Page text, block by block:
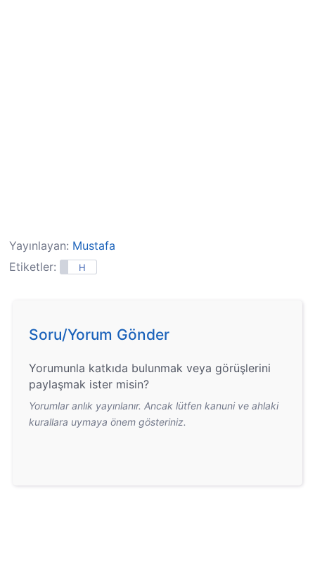
Yayınlayan: Mustafa
Etiketler:
H
Soru/Yorum Gönder
Yorumunla katkıda bulunmak veya görüşlerini
paylaşmak ister misin?
Yorumlar anlık yayınlanır. Ancak lütfen kanuni ve ahlaki
kurallara uymaya önem gösteriniz.